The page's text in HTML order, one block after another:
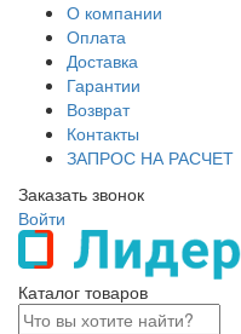
О компании
Оплата
Доставка
Гарантии
Возврат
Контакты
ЗАПРОС НА РАСЧЕТ
Заказать звонок
Войти
Каталог товаров